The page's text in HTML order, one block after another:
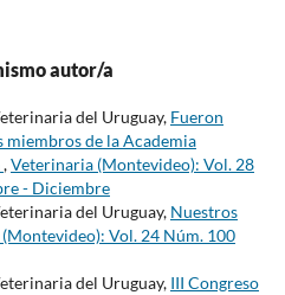
autor/a
del Uruguay, Fueron
miembros de la Academia
,Veterinaria (Montevideo): Vol. 28
- Diciembre
del Uruguay, Nuestros
Vol. 24 Núm. 100
del Uruguay, III Congreso